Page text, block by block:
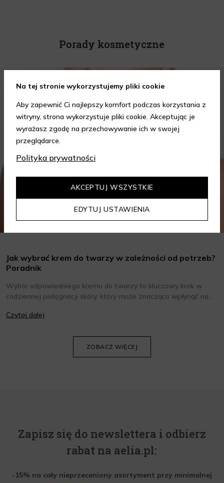
Porady kosmetyczne
Jak wybrać krem do twarzy w zależności od potrzeb?
Poradnik
Wybór odpowiedniego kremu do twarzy to kluczowy krok w
codziennej pielęgnacji skóry, który może znacząco wpłynąć na
oraz wiedzieć, jak dopasować je do potrzeb własnej skóry.
Czytaj dalej
ZOBACZ WIĘCEJ
Zapisz się do newslettera i odbierz
rabat na aelia.pl:
-15% na cały nieprzeceniony asortyment przy minimalnej
Na tej stronie wykorzystujemy pliki cookie
Aby zapewnić Ci najlepszy komfort podczas korzystania z
witryny, strona wykorzystuje pliki cookie. Akceptując je
wyrażasz zgodę na przechowywanie ich w swojej
przeglądarce.
Polityka prywatności
EDYTUJ USTAWIENIA
AKCEPTUJ WSZYSTKIE